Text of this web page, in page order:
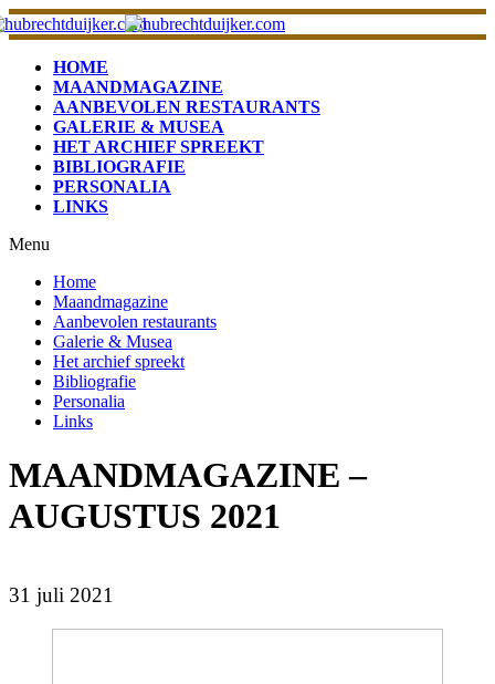
HOME
MAANDMAGAZINE
AANBEVOLEN RESTAURANTS
GALERIE & MUSEA
HET ARCHIEF SPREEKT
BIBLIOGRAFIE
PERSONALIA
LINKS
Menu
Home
Maandmagazine
Aanbevolen restaurants
Galerie & Musea
Het archief spreekt
Bibliografie
Personalia
Links
MAANDMAGAZINE –
AUGUSTUS 2021
31 juli 2021